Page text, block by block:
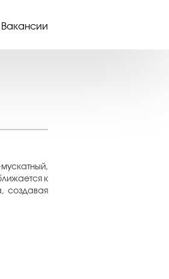
Вакансии
к
создавая